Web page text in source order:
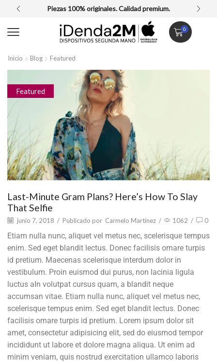
Piezas 100% originales. Calidad premium.
0
Inicio Blog Featured
Featured
Last-Minute Gram Plans? Here’s How To Slay
That Selfie
junio 7, 2018 / Publicado por Carmelo Martínez / 1062 / 0
Etiam nulla nunc, aliquet vel metus nec, scelerisque tempus
enim. Sed eget blandit lectus. Donec facilisis ornare turpis
id pretium. Maecenas scelerisque interdum dolor in
vestibulum. Proin euismod dui purus, non lacinia ligula
luctus aIn volutpat cursus quam, a blandit neque
accumsan vitae. Etiam nulla nunc, aliquet vel metus nec,
scelerisque tempus enim. Sed eget blandit lectus. Donec
facilisis ornare turpis id pretium. Lorem ipsum dolor sit
amet, consectetur adipisicing elit, sed do eiusmod tempor
incididunt ut labore et dolore magna aliqua. Ut enim ad
minim veniam, quis nostrud exercitation ullamco laboris